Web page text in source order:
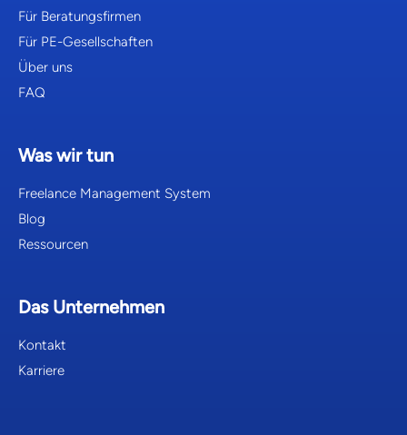
Für Beratungsfirmen
Für PE-Gesellschaften
Über uns
FAQ
Was wir tun
Freelance Management System
Blog
Ressourcen
Das Unternehmen
Kontakt
Karriere